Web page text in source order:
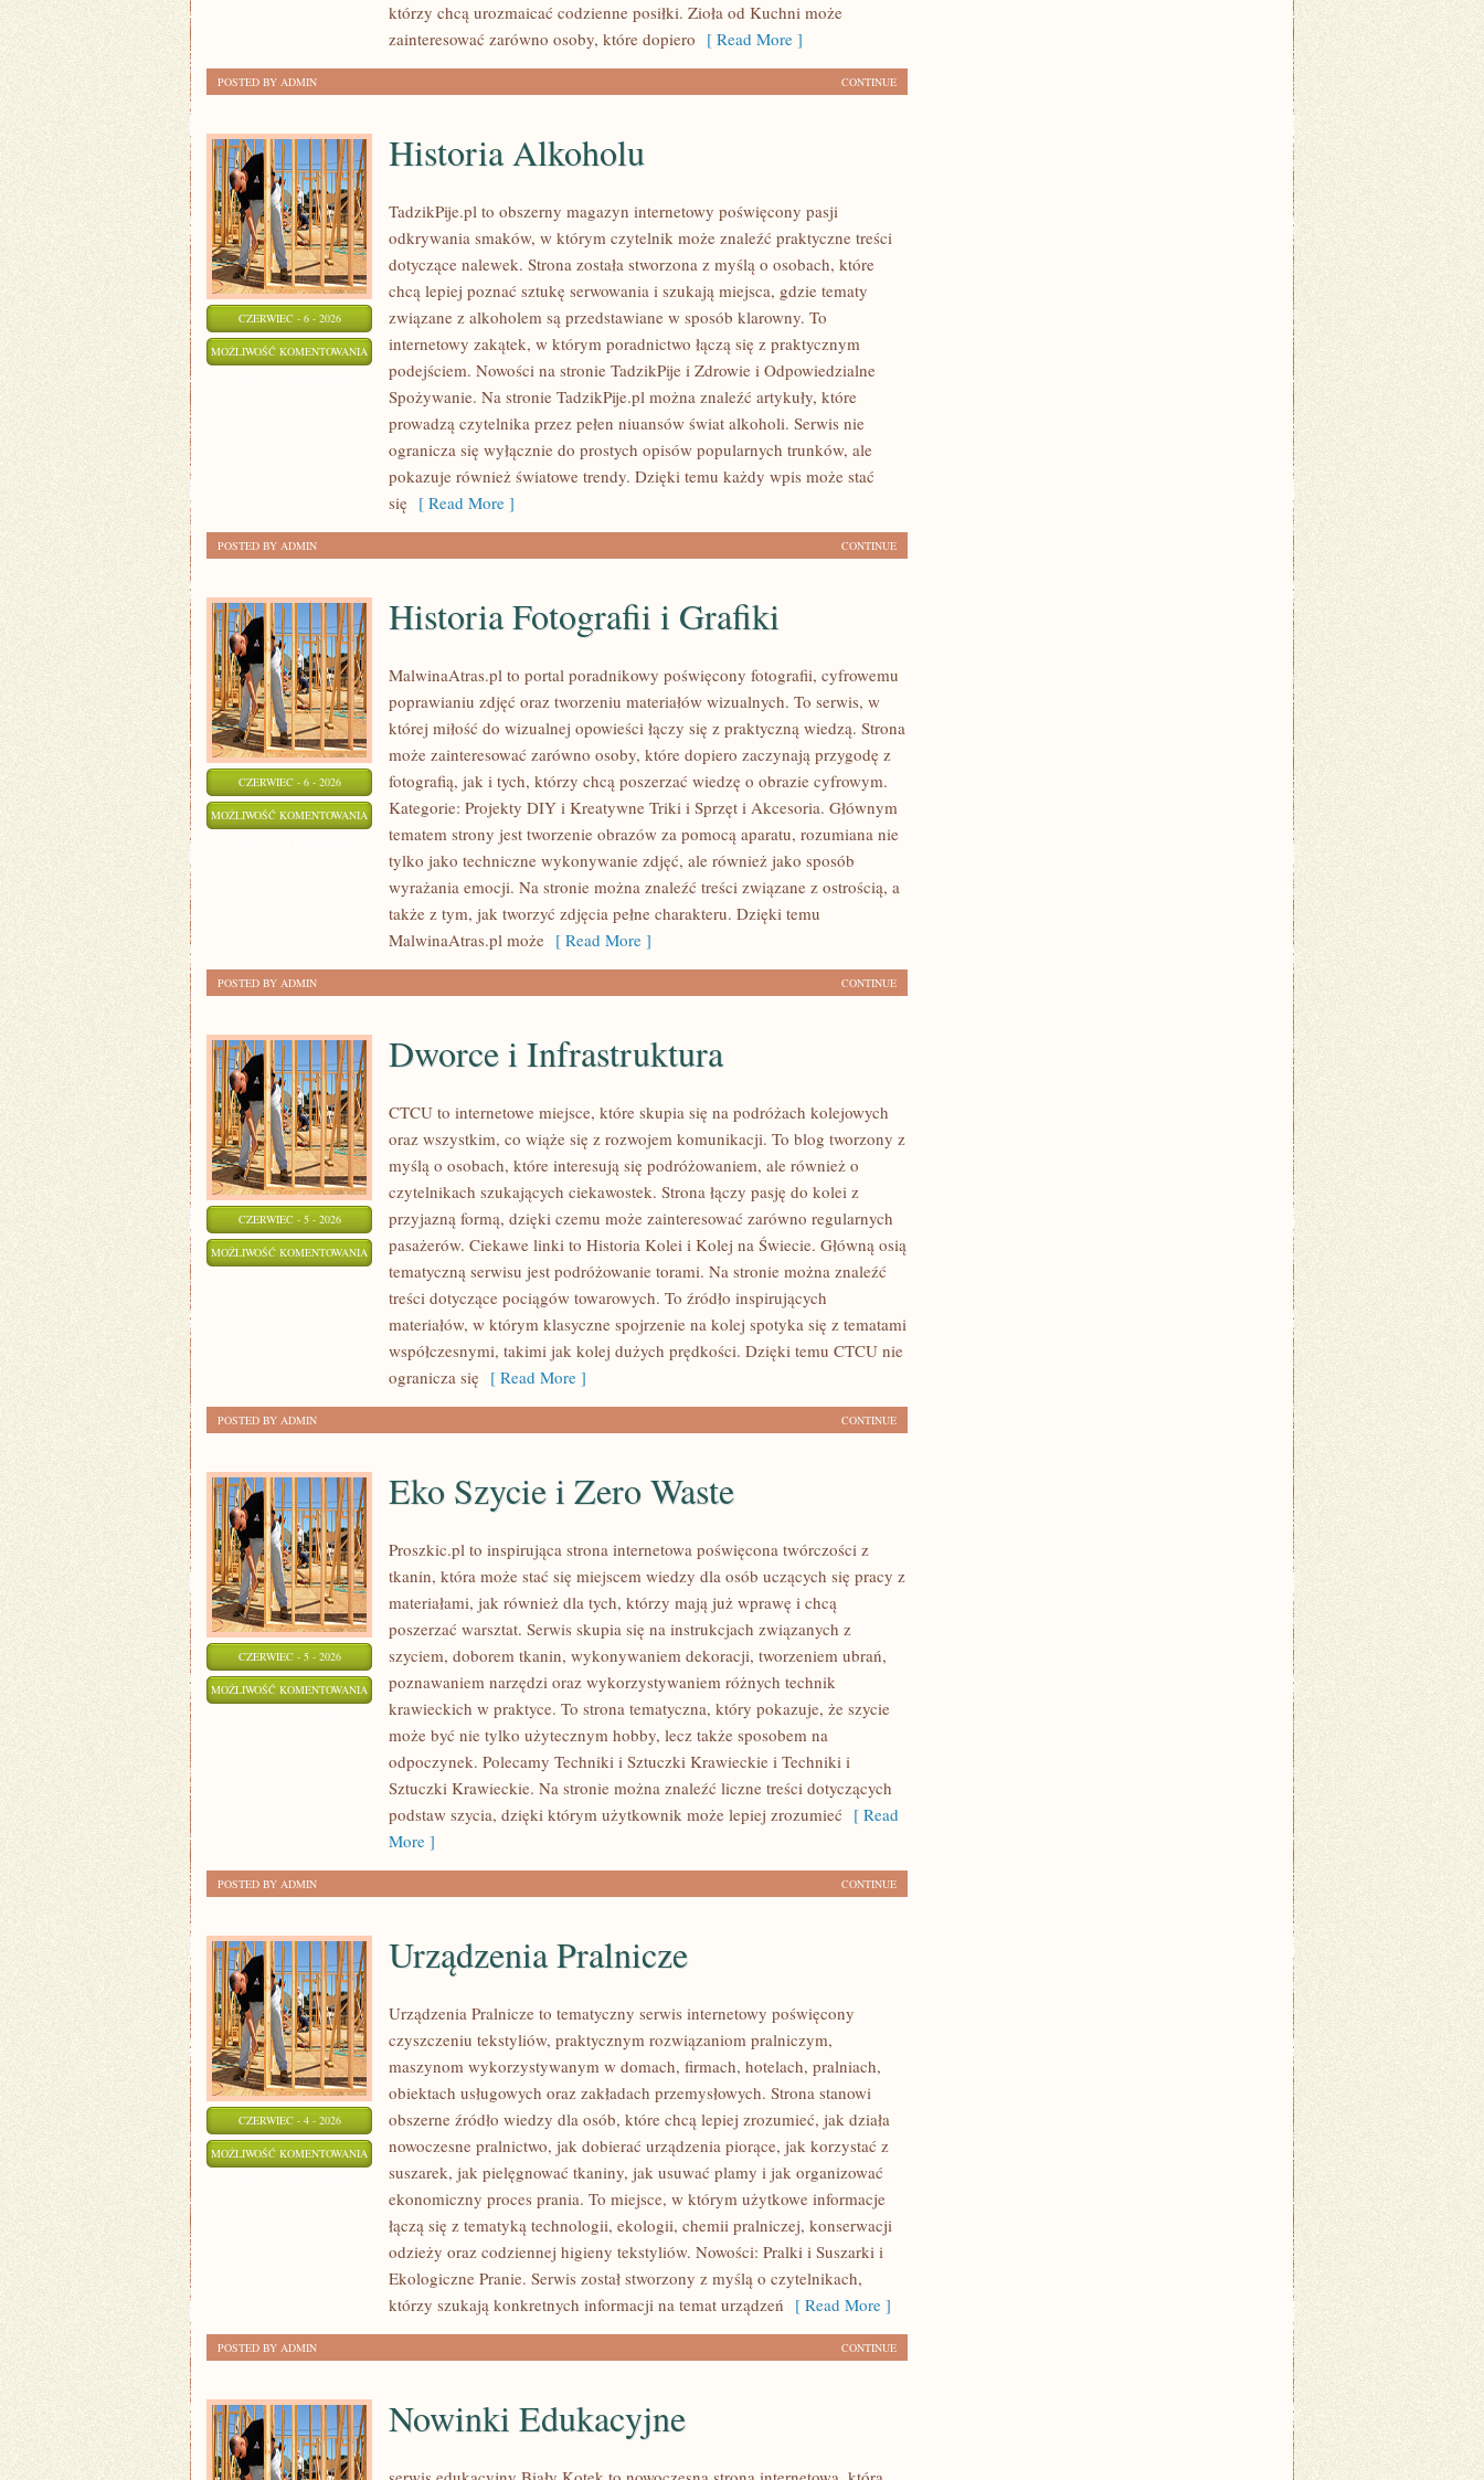
którzy chcą urozmaicać codzienne posiłki. Zioła od Kuchni może
zainteresować zarówno osoby, które dopiero [ Read More ]
CONTINUE
POSTED BY ADMIN
CZERWIEC - 6 - 2026
MOŻLIWOŚĆ KOMENTOWANIA HISTORIA
ALKOHOLU
Historia Alkoholu
TadzikPije.pl to obszerny magazyn internetowy poświęcony pasji
odkrywania smaków, w którym czytelnik może znaleźć praktyczne treści
dotyczące nalewek. Strona została stworzona z myślą o osobach, które
chcą lepiej poznać sztukę serwowania i szukają miejsca, gdzie tematy
związane z alkoholem są przedstawiane w sposób klarowny. To
internetowy zakątek, w którym poradnictwo łączą się z praktycznym
podejściem. Nowości na stronie TadzikPije i Zdrowie i Odpowiedzialne
Spożywanie. Na stronie TadzikPije.pl można znaleźć artykuły, które
prowadzą czytelnika przez pełen niuansów świat alkoholi. Serwis nie
ogranicza się wyłącznie do prostych opisów popularnych trunków, ale
pokazuje również światowe trendy. Dzięki temu każdy wpis może stać
się [ Read More ]
CONTINUE
POSTED BY ADMIN
CZERWIEC - 6 - 2026
MOŻLIWOŚĆ KOMENTOWANIA HISTORIA
FOTOGRAFII
GRAFIKI
Historia Fotografii i Grafiki
MalwinaAtras.pl to portal poradnikowy poświęcony fotografii, cyfrowemu
poprawianiu zdjęć oraz tworzeniu materiałów wizualnych. To serwis, w
której miłość do wizualnej opowieści łączy się z praktyczną wiedzą. Strona
może zainteresować zarówno osoby, które dopiero zaczynają przygodę z
fotografią, jak i tych, którzy chcą poszerzać wiedzę o obrazie cyfrowym.
Kategorie: Projekty DIY i Kreatywne Triki i Sprzęt i Akcesoria. Głównym
tematem strony jest tworzenie obrazów za pomocą aparatu, rozumiana nie
tylko jako techniczne wykonywanie zdjęć, ale również jako sposób
wyrażania emocji. Na stronie można znaleźć treści związane z ostrością, a
także z tym, jak tworzyć zdjęcia pełne charakteru. Dzięki temu
MalwinaAtras.pl może [ Read More ]
CONTINUE
POSTED BY ADMIN
CZERWIEC - 5 - 2026
MOŻLIWOŚĆ KOMENTOWANIA DWORCE
INFRASTRUKTURA
Dworce i Infrastruktura
CTCU to internetowe miejsce, które skupia się na podróżach kolejowych
oraz wszystkim, co wiąże się z rozwojem komunikacji. To blog tworzony z
myślą o osobach, które interesują się podróżowaniem, ale również o
czytelnikach szukających ciekawostek. Strona łączy pasję do kolei z
przyjazną formą, dzięki czemu może zainteresować zarówno regularnych
pasażerów. Ciekawe linki to Historia Kolei i Kolej na Świecie. Główną osią
tematyczną serwisu jest podróżowanie torami. Na stronie można znaleźć
treści dotyczące pociągów towarowych. To źródło inspirujących
materiałów, w którym klasyczne spojrzenie na kolej spotyka się z tematami
współczesnymi, takimi jak kolej dużych prędkości. Dzięki temu CTCU nie
ogranicza się [ Read More ]
CONTINUE
POSTED BY ADMIN
CZERWIEC - 5 - 2026
MOŻLIWOŚĆ KOMENTOWANIA
SZYCIE
ZERO
WASTE
Eko Szycie i Zero Waste
Proszkic.pl to inspirująca strona internetowa poświęcona twórczości z
tkanin, która może stać się miejscem wiedzy dla osób uczących się pracy z
materiałami, jak również dla tych, którzy mają już wprawę i chcą
poszerzać warsztat. Serwis skupia się na instrukcjach związanych z
szyciem, doborem tkanin, wykonywaniem dekoracji, tworzeniem ubrań,
poznawaniem narzędzi oraz wykorzystywaniem różnych technik
krawieckich w praktyce. To strona tematyczna, który pokazuje, że szycie
może być nie tylko użytecznym hobby, lecz także sposobem na
odpoczynek. Polecamy Techniki i Sztuczki Krawieckie i Techniki i
Sztuczki Krawieckie. Na stronie można znaleźć liczne treści dotyczących
podstaw szycia, dzięki którym użytkownik może lepiej zrozumieć [ Read
More ]
CONTINUE
POSTED BY ADMIN
CZERWIEC - 4 - 2026
MOŻLIWOŚĆ KOMENTOWANIA URZĄDZENIA
PRALNICZE
Urządzenia Pralnicze
Urządzenia Pralnicze to tematyczny serwis internetowy poświęcony
czyszczeniu tekstyliów, praktycznym rozwiązaniom pralniczym,
maszynom wykorzystywanym w domach, firmach, hotelach, pralniach,
obiektach usługowych oraz zakładach przemysłowych. Strona stanowi
obszerne źródło wiedzy dla osób, które chcą lepiej zrozumieć, jak działa
nowoczesne pralnictwo, jak dobierać urządzenia piorące, jak korzystać z
suszarek, jak pielęgnować tkaniny, jak usuwać plamy i jak organizować
ekonomiczny proces prania. To miejsce, w którym użytkowe informacje
łączą się z tematyką technologii, ekologii, chemii pralniczej, konserwacji
odzieży oraz codziennej higieny tekstyliów. Nowości: Pralki i Suszarki i
Ekologiczne Pranie. Serwis został stworzony z myślą o czytelnikach,
którzy szukają konkretnych informacji na temat urządzeń [ Read More ]
CONTINUE
POSTED BY ADMIN
Nowinki Edukacyjne